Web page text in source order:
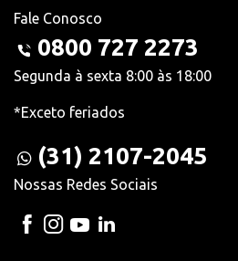
Fale Conosco
0800 727 2273
Segunda à sexta 8:00 às 18:00
*Exceto feriados
(31) 2107-2045
Nossas Redes Sociais